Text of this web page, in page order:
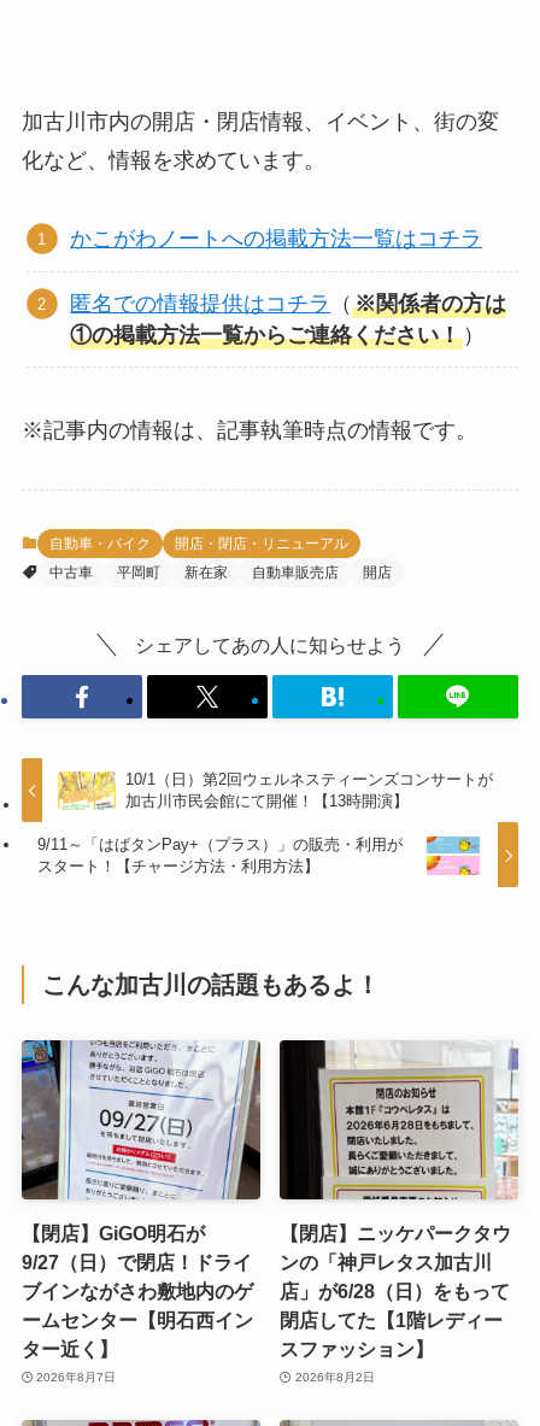
加古川市内の開店・閉店情報、イベント、街の変
化など、情報を求めています。
かこがわノートへの掲載方法一覧はコチラ
匿名での情報提供はコチラ （※関係者の方は
①の掲載方法一覧からご連絡ください！ ）
※記事内の情報は、記事執筆時点の情報です。
自動車・バイク
開店・閉店・リニューアル
中古車
平岡町 新在家 自動車販売店 開店
シェアしてあの人に知らせよう
10/1（日）第2回ウェルネスティーンズコンサートが
加古川市民会館にて開催！【13時開演】
9/11～「はばタンPay+（プラス）」の販売・利用が
スタート！【チャージ方法・利用方法】
こんな加古川の話題もあるよ！
【閉店】GiGO明石が
9/27（日）で閉店！ドライ
ブインながさわ敷地内のゲ
ームセンター【明石西イン
ター近く】
2026年8月7日
【閉店】ニッケパークタウ
ンの「神戸レタス加古川
店」が6/28（日）をもって
閉店してた【1階レディー
スファッション】
2026年8月2日